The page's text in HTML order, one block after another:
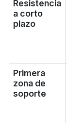
Resistencia
a corto
plazo
Primera
zona de
soporte